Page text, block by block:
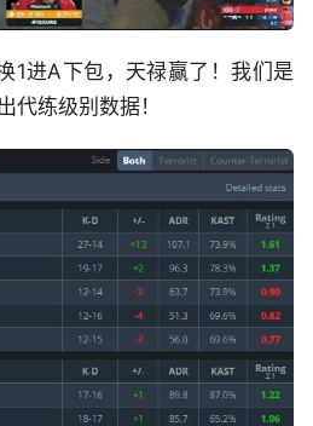
1进A下包，天禄赢了！我们是
代练级别数据！